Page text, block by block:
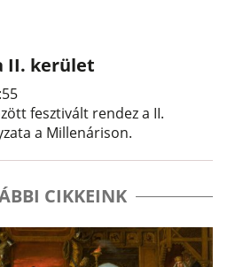
II. kerület
fesztivált rendez a II.
a Millenárison.
CIKKEINK